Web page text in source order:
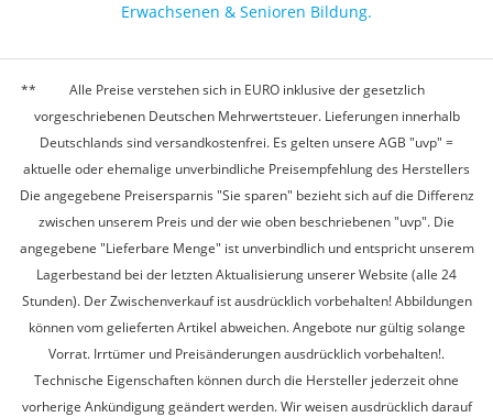
Erwachsenen & Senioren Bildung.
Alle Preise verstehen sich in EURO inklusive der gesetzlich
vorgeschriebenen Deutschen Mehrwertsteuer. Lieferungen innerhalb
Deutschlands sind versandkostenfrei. Es gelten unsere AGB "uvp" =
aktuelle oder ehemalige unverbindliche Preisempfehlung des Herstellers
Die angegebene Preisersparnis "Sie sparen" bezieht sich auf die Differenz
zwischen unserem Preis und der wie oben beschriebenen "uvp". Die
angegebene "Lieferbare Menge" ist unverbindlich und entspricht unserem
Lagerbestand bei der letzten Aktualisierung unserer Website (alle 24
Stunden). Der Zwischenverkauf ist ausdrücklich vorbehalten! Abbildungen
können vom gelieferten Artikel abweichen. Angebote nur gültig solange
Vorrat. Irrtümer und Preisänderungen ausdrücklich vorbehalten!.
Technische Eigenschaften können durch die Hersteller jederzeit ohne
vorherige Ankündigung geändert werden. Wir weisen ausdrücklich darauf